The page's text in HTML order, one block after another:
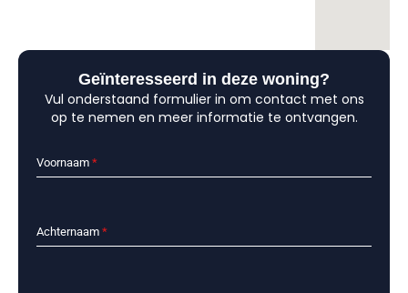
Geïnteresseerd in deze woning?
Vul onderstaand formulier in om contact met ons
op te nemen en meer informatie te ontvangen.
Voornaam *
Achternaam *